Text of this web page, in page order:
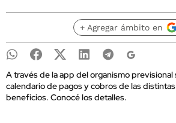
+ Agregar ámbito en
A través de la app del organismo
calendario de pagos y cobros de las
beneficios. Conocé los detalles.